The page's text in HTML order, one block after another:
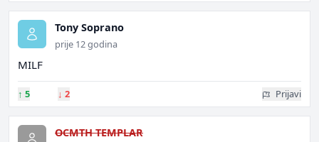
Tony Soprano
prije 12 godina
MILF
↑ 5 ↓ 2 Prijavi
OCMTH TEMPLAR